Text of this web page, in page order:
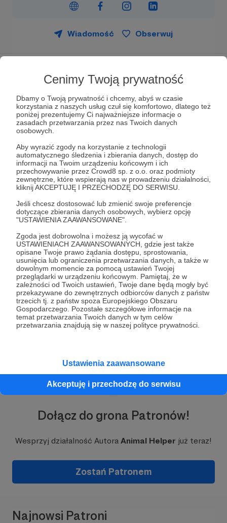
Cenimy Twoją prywatność
Dbamy o Twoją prywatność i chcemy, abyś w czasie
korzystania z naszych usług czuł się komfortowo, dlatego też
poniżej prezentujemy Ci najważniejsze informacje o
zasadach przetwarzania przez nas Twoich danych
osobowych.
Aby wyrazić zgody na korzystanie z technologii
automatycznego śledzenia i zbierania danych, dostęp do
informacji na Twoim urządzeniu końcowym i ich
przechowywanie przez Crowd8 sp. z o.o. oraz podmioty
zewnętrzne, które wspierają nas w prowadzeniu działalności,
kliknij AKCEPTUJĘ I PRZECHODZĘ DO SERWISU.
Jeśli chcesz dostosować lub zmienić swoje preferencje
dotyczące zbierania danych osobowych, wybierz opcję
"USTAWIENIA ZAAWANSOWANE".
Zgoda jest dobrowolna i możesz ją wycofać w
USTAWIENIACH ZAAWANSOWANYCH, gdzie jest także
opisane Twoje prawo żądania dostępu, sprostowania,
usunięcia lub ograniczenia przetwarzania danych, a także w
dowolnym momencie za pomocą ustawień Twojej
przeglądarki w urządzeniu końcowym. Pamiętaj, że w
zależności od Twoich ustawień, Twoje dane będą mogły być
przekazywane do zewnętrznych odbiorców danych z państw
trzecich tj. z państw spoza Europejskiego Obszaru
Gospodarczego. Pozostałe szczegółowe informacje na
temat przetwarzania Twoich danych w tym celów
przetwarzania znajdują się w naszej polityce prywatności.
Ustawienia zaawansowane
Akceptuję i przechodzę do serwisu
Wiadomość Obserwuj
W tym miejscu powinna być zewnętrzna
treść
Aby zobaczyć treść musisz zmienić ustawienia
Animal Helper – 112 dla zwierząt w Twoim
województwie
zgłoszeń i kilkanaście tysięcy uratowanych
zwierząt. Do całodobowej centrali Animal Helper
codziennie wpływają dziesiątki zgłoszeń – są dni,
w których otrzymujemy nawet 100 próśb o
działanie. To 100 historii zwierząt, które cierpią i
czekają na pomoc człowieka, a mówimy zaledwie
o połowie Polski. Skala cierpienia zwierząt w
naszym kraju jest porażająca.
Rozwiń opis
Dołącz do grona Patronów!
Wesprzyj działalność Autora Animal Helper już teraz!
Zostań Patronem
Najnowsi Patroni